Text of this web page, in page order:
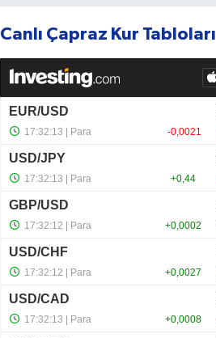
Canlı Çapraz Kur Tabloları